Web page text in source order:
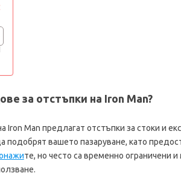
за отстъпки на Iron Man?
Iron Man предлагат отстъпки за стоки и
подобрят вашето пазаруване, като
те, но често са временно ограничени